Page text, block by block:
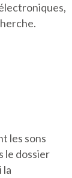
les sons
le dossier
la